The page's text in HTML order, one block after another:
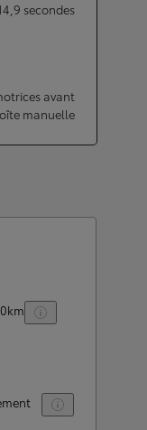
secondes
avant
manuelle